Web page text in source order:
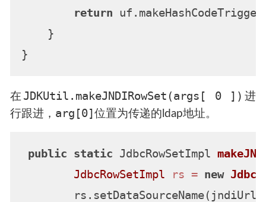
return
    }
在 JDKUtil.makeJNDIRowSet(args[ 0 ]) 进
行跟进， arg[0]位置为传递的ldap地址。
public static JdbcRowSetImpl
JdbcRowSetImpl
rs = new